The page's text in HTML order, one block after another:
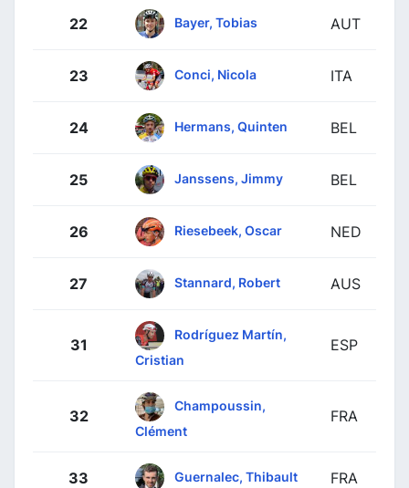
22 Bayer, Tobias AUT
23 Conci, Nicola ITA
24 Hermans, Quinten BEL
25 Janssens, Jimmy BEL
26 Riesebeek, Oscar NED
27 Stannard, Robert AUS
31
Rodríguez Martín,
Cristian
ESP
32
Champoussin,
Clément
FRA
33 Guernalec, Thibault FRA